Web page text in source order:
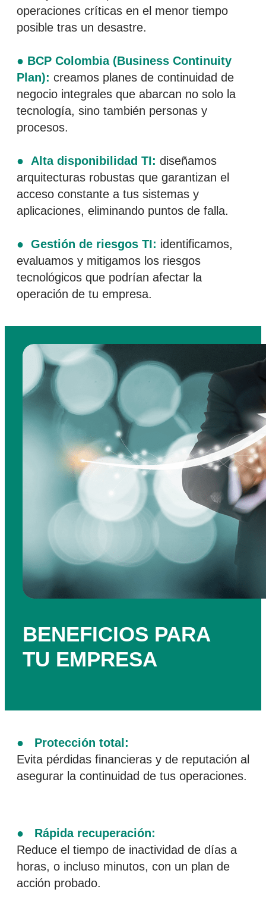
operaciones críticas en el menor tiempo
posible tras un desastre.
● BCP Colombia (Business Continuity
Plan): creamos planes de continuidad de
negocio integrales que abarcan no solo la
tecnología, sino también personas y
procesos.
● Alta disponibilidad TI: diseñamos
arquitecturas robustas que garantizan el
acceso constante a tus sistemas y
aplicaciones, eliminando puntos de falla.
● Gestión de riesgos TI: identificamos,
evaluamos y mitigamos los riesgos
tecnológicos que podrían afectar la
operación de tu empresa.
BENEFICIOS PARA
TU EMPRESA
● Protección total:
Evita pérdidas financieras y de reputación al
asegurar la continuidad de tus operaciones.
● Rápida recuperación:
Reduce el tiempo de inactividad de días a
horas, o incluso minutos, con un plan de
acción probado.